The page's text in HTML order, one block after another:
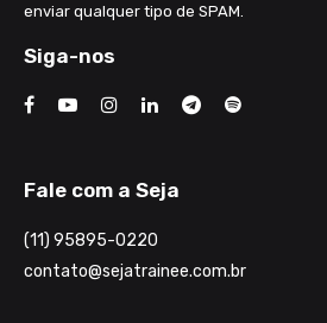
enviar qualquer tipo de SPAM.
Siga-nos
Fale com a Seja
(11) 95895-0220
contato@sejatrainee.com.br